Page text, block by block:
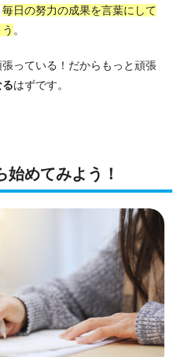
毎日の努力の成果を言葉にして
。
っている！だからもっと頑張
はずです。
始めてみよう！